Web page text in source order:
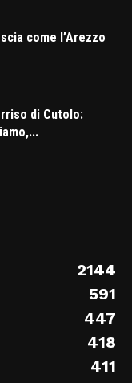
come l’Arezzo
di Cutolo:
2144
591
447
418
411